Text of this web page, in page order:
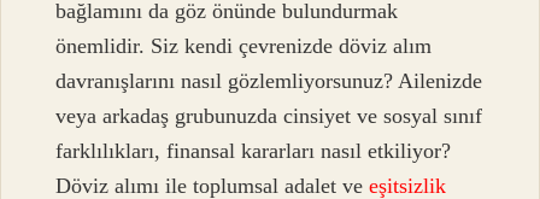
bağlamını da göz önünde bulundurmak
önemlidir. Siz kendi çevrenizde döviz alım
davranışlarını nasıl gözlemliyorsunuz? Ailenizde
veya arkadaş grubunuzda cinsiyet ve sosyal sınıf
farklılıkları, finansal kararları nasıl etkiliyor?
Döviz alımı ile toplumsal adalet veeşitsizlik